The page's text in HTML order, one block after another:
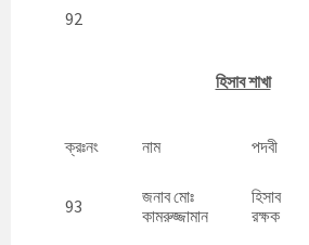
92
হিসাব শাখা
ক্রঃনং নাম পদবী
93
জনাব মোঃ
কামরুজ্জামান
হিসাব
রক্ষক